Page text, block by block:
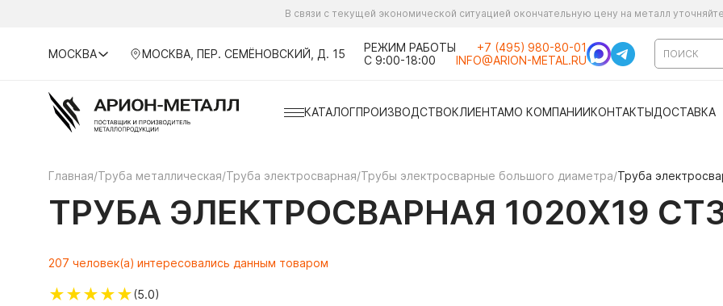
В связи с текущей экономической ситуацией окончательную цену на металл
МОСКВА МОСКВА, ПЕР. СЕМЁНОВСКИЙ, Д. 15
РЕЖИМ РАБОТЫ
С 9:00-18:00
+7 (495) 980-80-01
INFO@ARION-METAL.RU
КАТАЛОГПРОИЗВОДСТВОКЛИЕНТАМО КОМПАНИИКОНТАКТЫДОСТАВКА
Главная/Труба металлическая/Труба электросварная/Трубы электросварные большого диаметра/Труба
ТРУБА ЭЛЕКТРОСВАРНАЯ 1020Х19
207 человек(а) интересовались данным товаром
★★★★★(5.0)